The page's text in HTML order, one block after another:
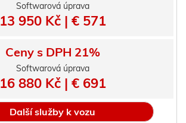
Softwarová úprava
13 950 Kč | € 571
Ceny s DPH 21%
Softwarová úprava
16 880 Kč | € 691
Další služby k vozu